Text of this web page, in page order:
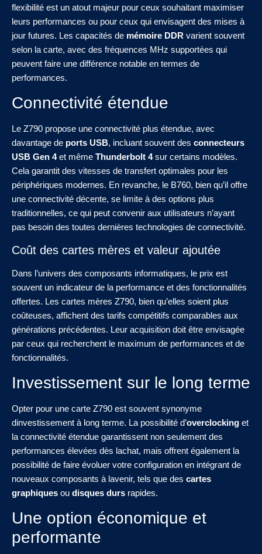
flexibilité est un atout majeur pour ceux souhaitant maximiser
leurs performances ou pour ceux qui envisagent des mises à
jour futures. Les capacités de mémoire DDR varient souvent
selon la carte, avec des fréquences MHz supportées qui
peuvent faire une différence notable en termes de
performances.
Connectivité étendue
Le Z790 propose une connectivité plus étendue, avec
davantage de ports USB, incluant souvent des connecteurs
USB Gen 4et même Thunderbolt 4sur certains modèles.
Cela garantit des vitesses de transfert optimales pour les
périphériques modernes. En revanche, le B760, bien qu’il offre
une connectivité décente, se limite à des options plus
traditionnelles, ce qui peut convenir aux utilisateurs n’ayant
pas besoin des toutes dernières technologies de connectivité.
Coût des cartes mères et valeur ajoutée
Dans l’univers des composants informatiques, le prix est
souvent un indicateur de la performance et des fonctionnalités
offertes. Les cartes mères Z790, bien qu’elles soient plus
coûteuses, affichent des tarifs compétitifs comparables aux
générations précédentes. Leur acquisition doit être envisagée
par ceux qui recherchent le maximum de performances et de
fonctionnalités.
Investissement sur le long terme
Opter pour une carte Z790 est souvent synonyme
dinvestissement à long terme. La possibilité d’overclocking et
la connectivité étendue garantissent non seulement des
performances élevées dès lachat, mais offrent également la
possibilité de faire évoluer votre configuration en intégrant de
nouveaux composants à lavenir, tels que des cartes
graphiques ou disques durs rapides.
Une option économique et
performante